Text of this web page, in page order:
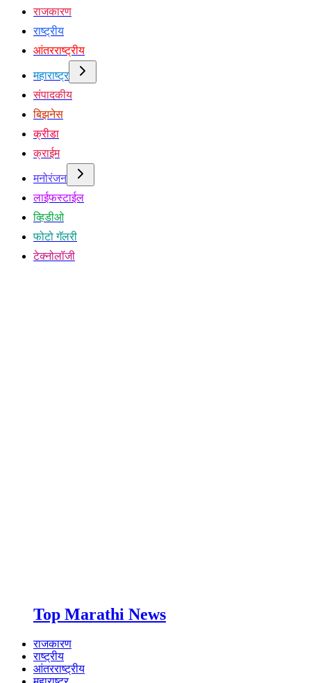
राजकारण
राष्ट्रीय
आंतरराष्ट्रीय
महाराष्ट्र
संपादकीय
बिझनेस
क्रीडा
क्राईम
मनोरंजन
लाईफस्टाईल
व्हिडीओ
फोटो गॅलरी
टेक्नोलॉजी
Top Marathi News
राजकारण
राष्ट्रीय
आंतरराष्ट्रीय